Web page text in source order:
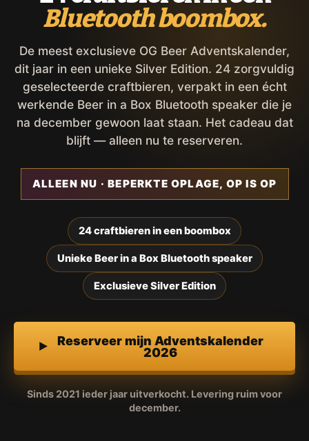
Bluetooth boombox.
De meest exclusieve OG Beer Adventskalender,
dit jaar in een unieke Silver Edition. 24 zorgvuldig
geselecteerde craftbieren, verpakt in een écht
werkende Beer in a Box Bluetooth speaker die je
na december gewoon laat staan. Het cadeau dat
blijft — alleen nu te reserveren.
ALLEEN NU · BEPERKTE OPLAGE, OP IS OP
24 craftbieren in een boombox
Unieke Beer in a Box Bluetooth speaker
Exclusieve Silver Edition
Reserveer mijn Adventskalender
2026
Sinds 2021 ieder jaar uitverkocht. Levering ruim voor
december.